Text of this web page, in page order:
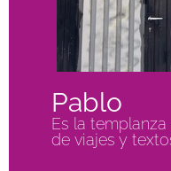
Pablo
Es la
de viajes y